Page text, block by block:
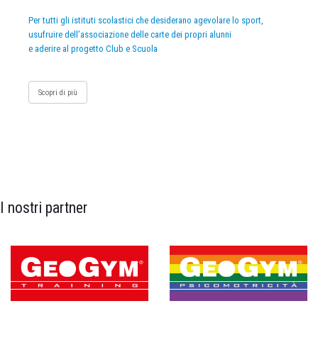
Per tutti gli istituti scolastici che desiderano agevolare lo sport,
usufruire dell’associazione delle carte dei propri alunni
e aderire al progetto Club e Scuola
Scopri di più
I nostri partner